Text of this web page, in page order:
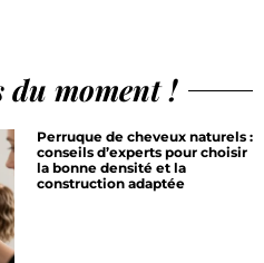
du moment !
Perruque de cheveux naturels :
conseils d’experts pour choisir
la bonne densité et la
construction adaptée